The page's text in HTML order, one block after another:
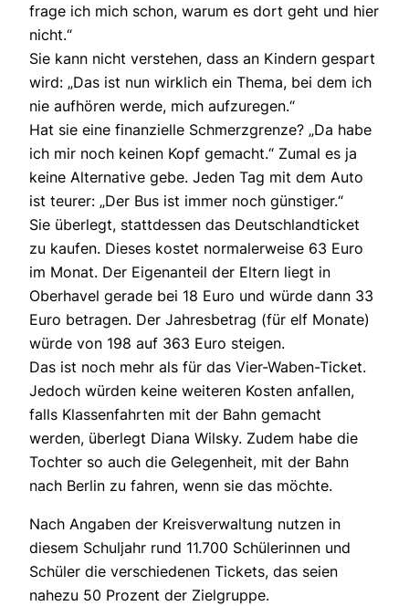
frage ich mich schon, warum es dort geht und hier
nicht.“
Sie kann nicht verstehen, dass an Kindern gespart
wird: „Das ist nun wirklich ein Thema, bei dem ich
nie aufhören werde, mich aufzuregen.“
Hat sie eine finanzielle Schmerzgrenze? „Da habe
ich mir noch keinen Kopf gemacht.“ Zumal es ja
keine Alternative gebe. Jeden Tag mit dem Auto
ist teurer: „Der Bus ist immer noch günstiger.“
Sie überlegt, stattdessen das Deutschlandticket
zu kaufen. Dieses kostet normalerweise 63 Euro
im Monat. Der Eigenanteil der Eltern liegt in
Oberhavel gerade bei 18 Euro und würde dann 33
Euro betragen. Der Jahresbetrag (für elf Monate)
würde von 198 auf 363 Euro steigen.
Das ist noch mehr als für das Vier-Waben-Ticket.
Jedoch würden keine weiteren Kosten anfallen,
falls Klassenfahrten mit der Bahn gemacht
werden, überlegt Diana Wilsky. Zudem habe die
Tochter so auch die Gelegenheit, mit der Bahn
nach Berlin zu fahren, wenn sie das möchte.
Nach Angaben der Kreisverwaltung nutzen in
diesem Schuljahr rund 11.700 Schülerinnen und
Schüler die verschiedenen Tickets, das seien
nahezu 50 Prozent der Zielgruppe.